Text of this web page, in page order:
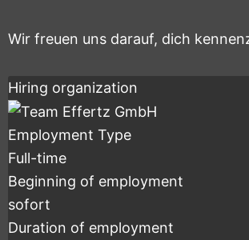
Wir freuen uns darauf, dich
Hiring organization
Employment Type
Full-time
Beginning of employment
sofort
Duration of employment